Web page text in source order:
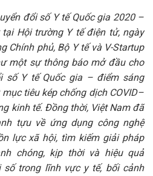
đổi số Y tế Quốc gia 2020 –
Hội trường Y tế điện tử, ngày
Chính phủ, Bộ Y tế và V-Startup
một sự thông báo mở đầu cho
số Y tế Quốc gia – điểm sáng
tiêu kép chống dịch COVID–
kinh tế. Đồng thời, Việt Nam đã
tựu về ứng dụng công nghệ
lực xã hội, tìm kiếm giải pháp
chóng, kịp thời và hiệu quả
số trong lĩnh vực y tế, bối cảnh